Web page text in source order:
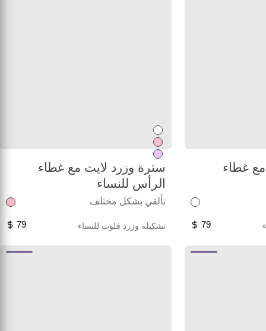
غطاء
79
سترة وزرد لايت مع غطاء
الرأس للنساء
تألقي بشكل مختلف
تشكيلة وزرد فلوت للنساء 79